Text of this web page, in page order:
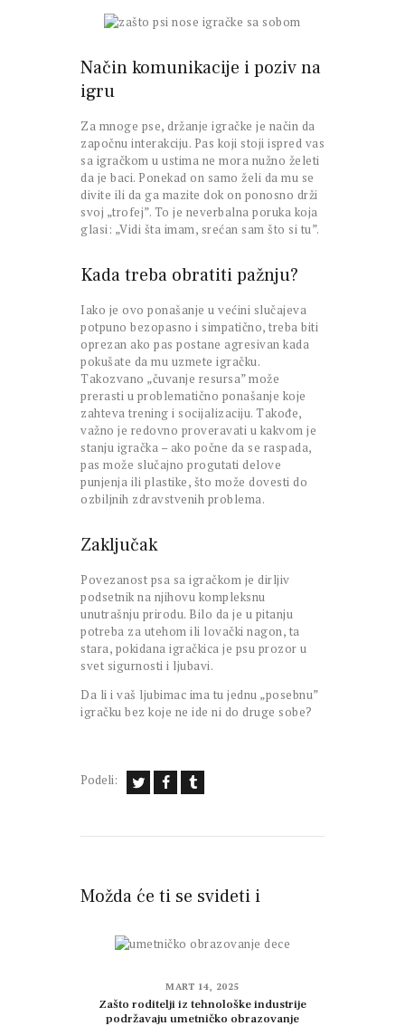
Način komunikacije i poziv na
igru
Za mnoge pse, držanje igračke je način da
započnu interakciju. Pas koji stoji ispred vas
sa igračkom u ustima ne mora nužno želeti
da je baci. Ponekad on samo želi da mu se
divite ili da ga mazite dok on ponosno drži
svoj „trofej”. To je neverbalna poruka koja
glasi: „Vidi šta imam, srećan sam što si tu”.
Kada treba obratiti pažnju?
Iako je ovo ponašanje u većini slučajeva
potpuno bezopasno i simpatično, treba biti
oprezan ako pas postane agresivan kada
pokušate da mu uzmete igračku.
Takozvano „čuvanje resursa” može
prerasti u problematično ponašanje koje
zahteva trening i socijalizaciju. Takođe,
važno je redovno proveravati u kakvom je
stanju igračka – ako počne da se raspada,
pas može slučajno progutati delove
punjenja ili plastike, što može dovesti do
ozbiljnih zdravstvenih problema.
Zaključak
Povezanost psa sa igračkom je dirljiv
podsetnik na njihovu kompleksnu
unutrašnju prirodu. Bilo da je u pitanju
potreba za utehom ili lovački nagon, ta
stara, pokidana igračkica je psu prozor u
svet sigurnosti i ljubavi.
Da li i vaš ljubimac ima tu jednu „posebnu”
igračku bez koje ne ide ni do druge sobe?
Podeli:
Možda će ti se svideti i
MART 14, 2025
Zašto roditelji iz tehnološke industrije
podržavaju umetničko obrazovanje